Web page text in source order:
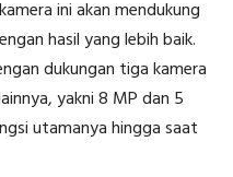
ini akan mendukung
hasil yang lebih baik.
dukungan tiga kamera
yakni 8 MP dan 5
utamanya hingga saat